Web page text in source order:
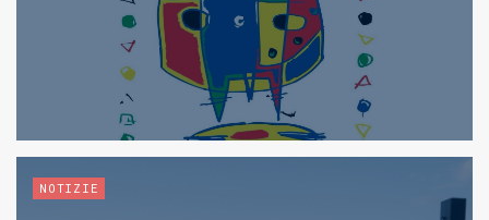
NOTIZIE